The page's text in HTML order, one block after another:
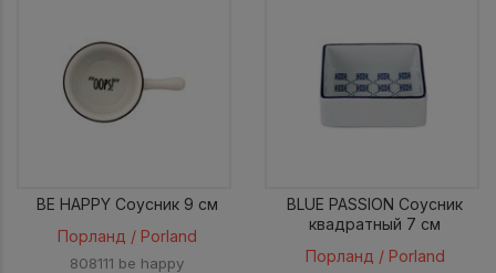
BE HAPPY Соусник 9 см
Порланд / Porland
808111 be happy
BLUE PASSION Соусник
квадратный 7 см
Порланд / Porland